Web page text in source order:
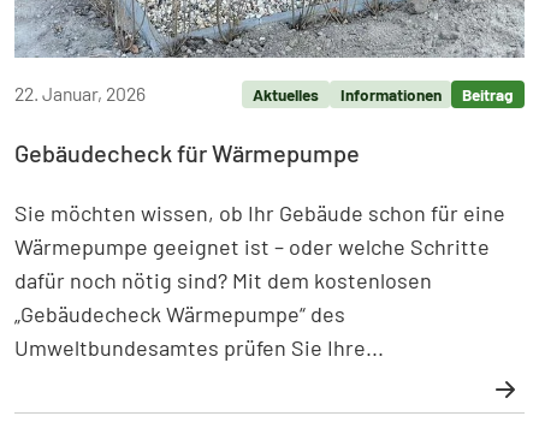
22. Januar, 2026 Aktuelles Informationen Beitrag
Gebäudecheck für Wärmepumpe
Sie möchten wissen, ob Ihr Gebäude schon für eine
Wärmepumpe geeignet ist – oder welche Schritte
dafür noch nötig sind? Mit dem kostenlosen
„Gebäudecheck Wärmepumpe“ des
Umweltbundesamtes prüfen Sie Ihre...
Weiterlesen: Gebäudecheck für Wärmepumpe